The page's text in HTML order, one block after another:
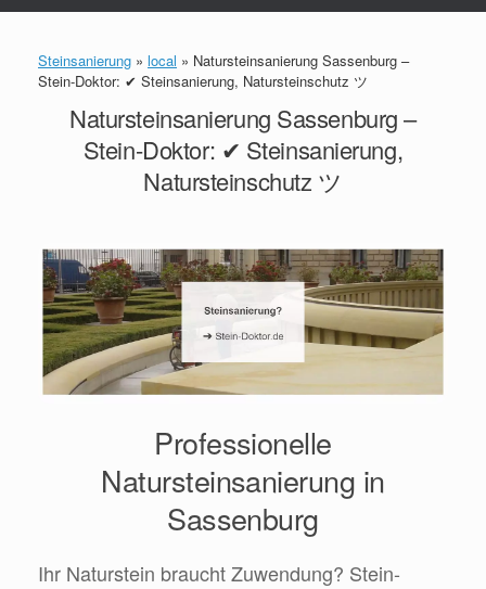
Steinsanierung » local » Natursteinsanierung Sassenburg –
Stein-Doktor: ✔ Steinsanierung, Natursteinschutz ツ
Natursteinsanierung Sassenburg –
Stein-Doktor: ✔ Steinsanierung,
Natursteinschutz ツ
Professionelle
Natursteinsanierung in
Sassenburg
Ihr Naturstein braucht Zuwendung? Stein-